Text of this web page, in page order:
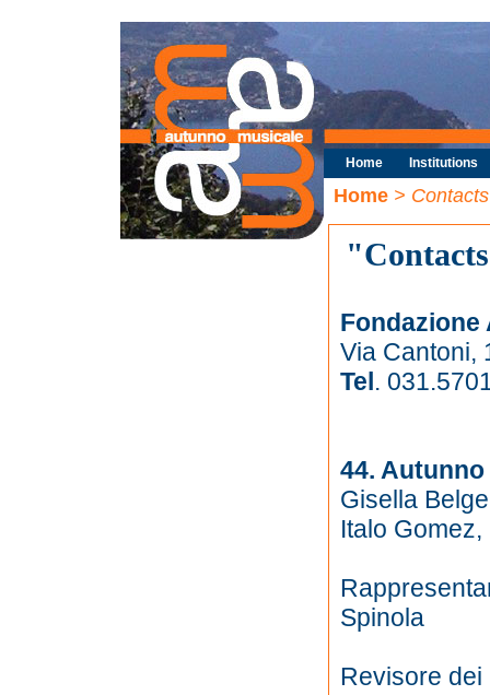
Home Institutions
Home > Contacts
Fondazione
Via Cantoni,
Tel.
44.
Gisella
Italo
Spinola
Revisore dei